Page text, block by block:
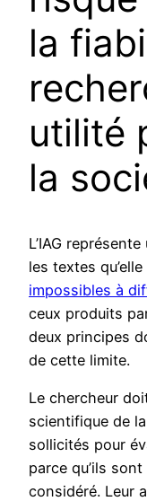
la
utilité
la
L’IAG
les textes
impossibles à
ceux produits
deux principes
de cette limite.
Le chercheur
scientifique de
sollicités pour
parce qu’ils
considéré. Leur